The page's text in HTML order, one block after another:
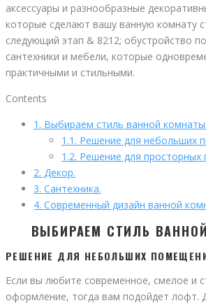
аксессуары и разнообразные
которые сделают вашу ванную комнату
следующий этап & 8212; обустройство
сантехники и мебели, которые
практичными и стильными.
Contents
1. Выбираем стиль ванной комнаты.
1.1. Решение для небольших
1.2. Решение для просторных
2. Декор.
3. Сантехника.
4. Современный дизайн ванной
ВЫБИРАЕМ СТИЛЬ
РЕШЕНИЕ ДЛЯ НЕБОЛЬШИХ
Если вы любите современное, смелое и
оформление, тогда вам подойдет лофт.